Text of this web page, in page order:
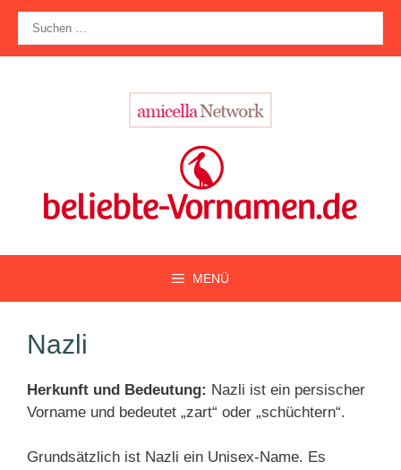
Zum
Inhalt
springen
nach:
MENÜ
Nazli
Herkunft und Bedeutung: Nazli ist ein persischer
Vorname und bedeutet „zart“ oder „schüchtern“.
Grundsätzlich ist Nazli ein Unisex-Name. Es